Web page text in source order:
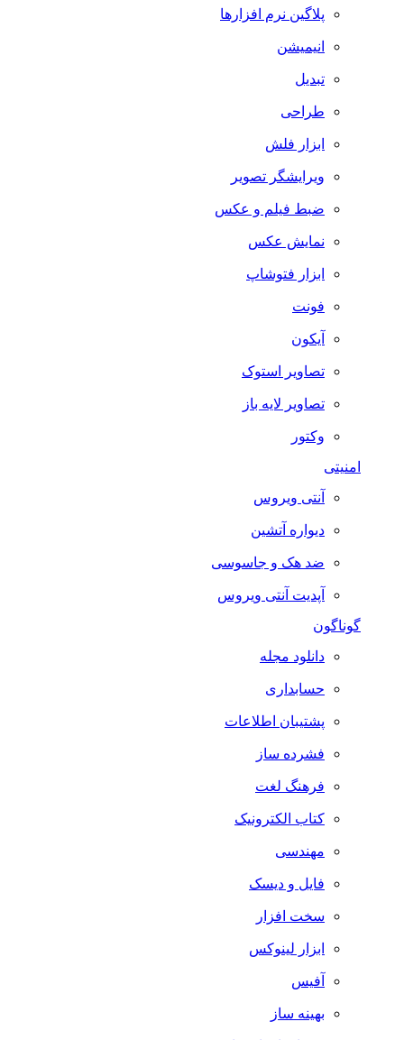
پلاگین نرم افزارها
انیمیشن
تبدیل
طراحی
ابزار فلش
ویرایشگر تصویر
ضبط فيلم و عكس
نمایش عکس
ابزار فتوشاپ
فونت
آیکون
تصاویر استوک
تصاویر لایه باز
وکتور
امنیتی
آنتی ویروس
دیواره آتشین
ضد هک و جاسوسی
آپدیت آنتی ویروس
گوناگون
دانلود مجله
حسابداری
پشتیبان اطلاعات
فشرده ساز
فرهنگ لغت
کتاب الکترونیک
مهندسی
فایل و دیسک
سخت افزار
ابزار لینوکس
آفیس
بهینه ساز